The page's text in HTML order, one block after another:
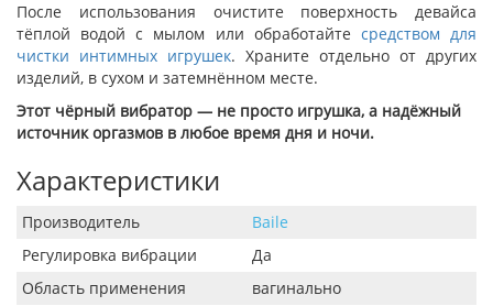
После использования очистите поверхность девайса
тёплой водой с мылом или обработайте средством для
чистки интимных игрушек. Храните отдельно от других
изделий, в сухом и затемнённом месте.
Этот чёрный вибратор — не просто игрушка, а надёжный
источник оргазмов в любое время дня и ночи.
Характеристики
Производитель
Baile
Регулировка вибрации
Да
Область применения
вагинально